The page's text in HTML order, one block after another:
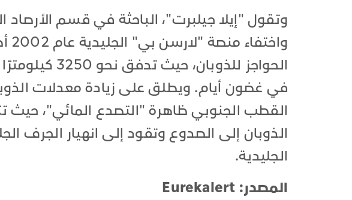
وتقول "إيلا جيلبرت"، الباحثة في قسم الأرصاد
الحواجز
في غضون أيام. ويطلق على زيادة معدلات
القطب الجنوبي ظاهرة "التصدع المائي"، حيث
الذوبان إلى الصدوع وتقود إلى انهيار الجرف
الجليدية.
المصدر: Eurekalert